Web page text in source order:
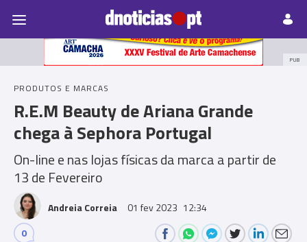
Prazeres Paisagens
PUB
PRODUTOS E MARCAS
R.E.M Beauty de Ariana Grande
chega à Sephora Portugal
On-line e nas lojas físicas da marca a partir de
13 de Fevereiro
Andreia Correia 01 fev 2023 12:34
0